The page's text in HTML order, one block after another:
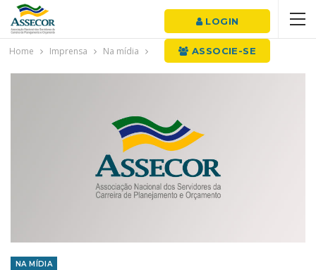
LOGIN
ASSOCIE-SE
Home Imprensa Na mídia
NA MÍDIA